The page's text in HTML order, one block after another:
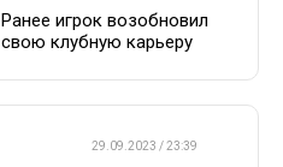
Ранее игрок возобновил
свою клубную карьеру
29.09.2023 / 23:39